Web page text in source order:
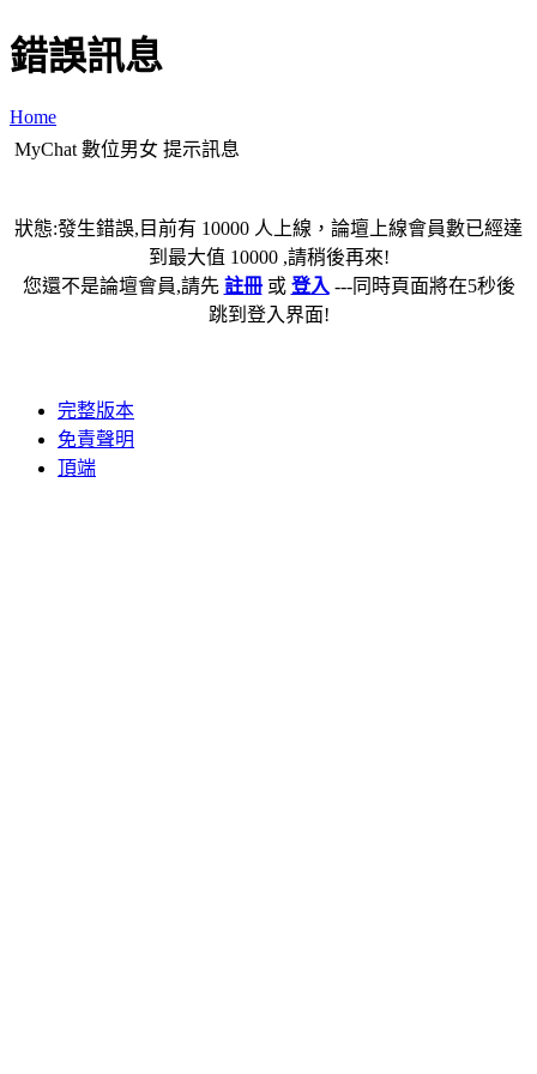
錯誤訊息
Home
MyChat 數位男女 提示訊息
狀態:發生錯誤,目前有 10000 人上線，論壇上線會員數已經達
到最大值 10000 ,請稍後再來!
您還不是論壇會員,請先 註冊或 登入 ---同時頁面將在5秒後
跳到登入界面!
完整版本
免責聲明
頂端